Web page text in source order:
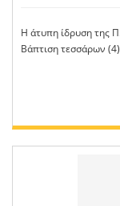
Η άτυπη ίδρυση της
Βάπτιση τεσσάρων